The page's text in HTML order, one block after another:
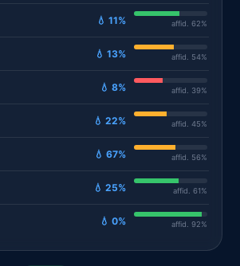
💧 11% affid. 62%
💧 13% affid. 54%
💧 8% affid. 39%
💧 22% affid. 45%
💧 67% affid. 56%
💧 25% affid. 61%
💧 0% affid. 92%